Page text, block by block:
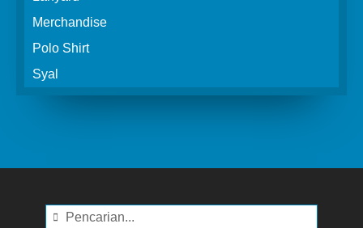
Merchandise
Polo Shirt
Syal